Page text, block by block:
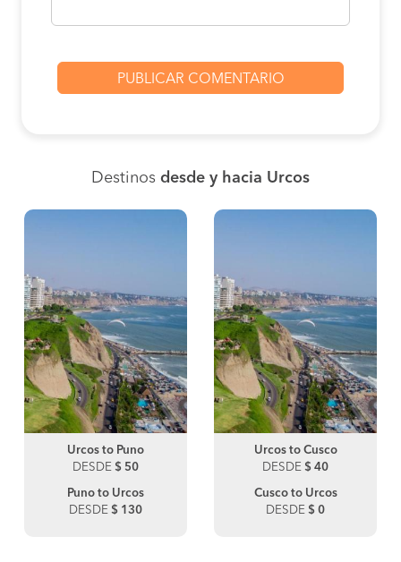
Destinos desde y hacia Urcos
Urcos to Puno
DESDE $ 50
Puno to Urcos
DESDE $ 130
Urcos to Cusco
DESDE $ 40
Cusco to Urcos
DESDE $ 0